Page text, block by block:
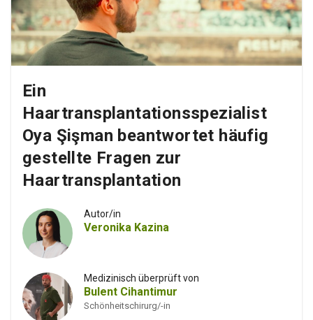
Ein
Haartransplantationsspezialist
Oya Şişman beantwortet häufig
gestellte Fragen zur
Haartransplantation
Autor/in
Veronika Kazina
Medizinisch überprüft von
Bulent Cihantimur
Schönheitschirurg/-in